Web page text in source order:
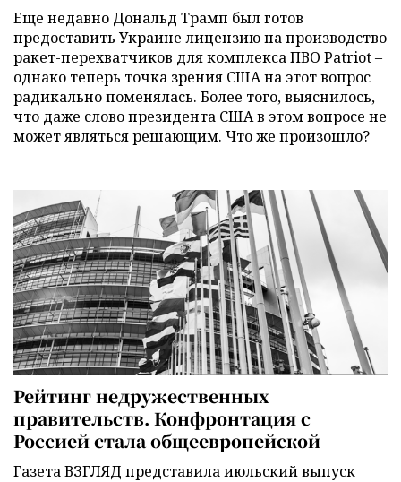
Еще недавно Дональд Трамп был готов
предоставить Украине лицензию на производство
ракет-перехватчиков для комплекса ПВО Patriot –
однако теперь точка зрения США на этот вопрос
радикально поменялась. Более того, выяснилось,
что даже слово президента США в этом вопросе не
может являться решающим. Что же произошло?
Рейтинг недружественных
правительств. Конфронтация с
Россией стала общеевропейской
Газета ВЗГЛЯД представила июльский выпуск